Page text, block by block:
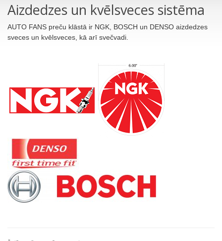
Aizdedzes un kvēlsveces sistēma
AUTO FANS preču klāstā ir NGK, BOSCH un DENSO aizdedzes
sveces un kvēlsveces, kā arī svečvadi.